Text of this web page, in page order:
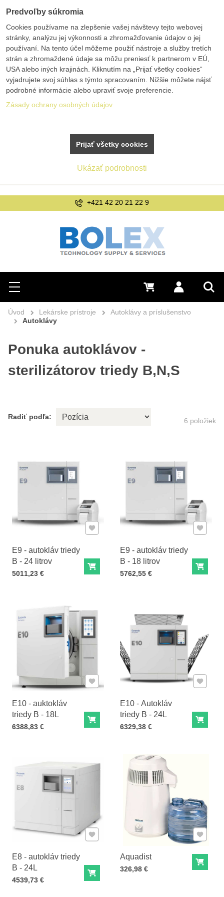
Hľadať
Menu Prihlásiť sa
0 €
+421 42 20 21 22 9
Úvod Lekárske prístroje
Autoklávy a príslušenstvo
Autoklávy
Ponuka autoklávov -
sterilizátorov triedy B,N,S
Radiť podľa: 6 položiek
E9 - autokláv triedy
B - 24 litrov
Cena s DPH
5011,23 € Do košíka
Pridať k Obľúbeným
E9 - autokláv triedy
B - 18 litrov
Cena s DPH
5762,55 € Do
Pridať k
E10 - auktokláv
triedy B - 18L
Cena s DPH
6388,83 € Do košíka
Pridať k Obľúbeným
E10 - Autokláv
triedy B - 24L
Cena s DPH
6329,38 € Do
Pridať k
E8 - autokláv triedy
B - 24L
Cena s DPH
4539,73 € Do košíka
Pridať k Obľúbeným
Aquadist
Cena s DPH
326,98 € Do
Pridať k
Predvoľby súkromia
Cookies používame na zlepšenie vašej návštevy tejto webovej
stránky, analýzu jej výkonnosti a zhromažďovanie údajov o jej
používaní. Na tento účel môžeme použiť nástroje a služby tretích
strán a zhromaždené údaje sa môžu preniesť k partnerom v EÚ,
USA alebo iných krajinách. Kliknutím na „Prijať všetky cookies“
vyjadrujete svoj súhlas s týmto spracovaním. Nižšie môžete nájsť
podrobné informácie alebo upraviť svoje preferencie.
Zásady ochrany osobných údajov
Ukázať podrobnosti
Prijať všetky cookies